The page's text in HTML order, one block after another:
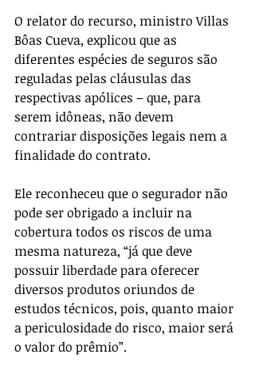
O relator do recurso, ministro Villas
Bôas Cueva, explicou que as
diferentes espécies de seguros são
reguladas pelas cláusulas das
respectivas apólices – que, para
serem idôneas, não devem
contrariar disposições legais nem a
finalidade do contrato.
Ele reconheceu que o segurador não
pode ser obrigado a incluir na
cobertura todos os riscos de uma
mesma natureza, “já que deve
possuir liberdade para oferecer
diversos produtos oriundos de
estudos técnicos, pois, quanto maior
a periculosidade do risco, maior será
o valor do prêmio”.